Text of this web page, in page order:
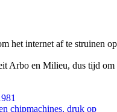
het internet af te struinen op
Arbo en Milieu, dus tijd om
chipmachines, druk op